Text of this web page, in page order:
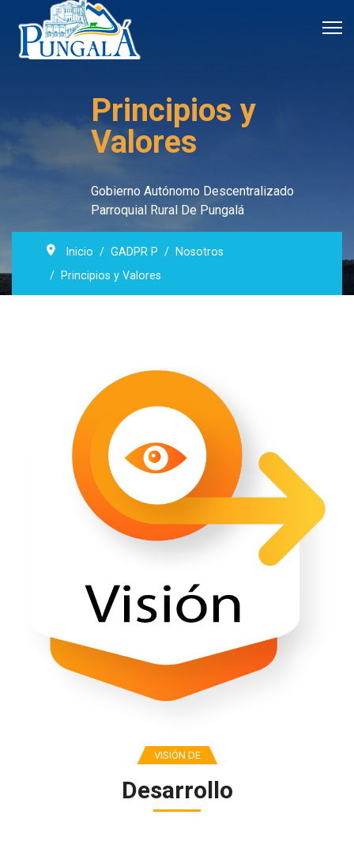
Principios y
Valores
Gobierno Autónomo Descentralizado
Parroquial Rural De Pungalá
Inicio GADPR P
Nosotros
Principios y Valores
VISIÓN DE
Desarrollo